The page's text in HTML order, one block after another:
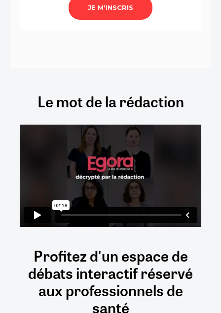
Le mot de la rédaction
Profitez d'un espace de
débatsinteractifréservé
auxprofessionnels de
santé